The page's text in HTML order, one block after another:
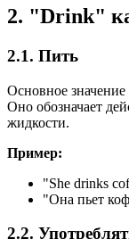
2. "Drink"
2.1. Пить
Основное
Оно обозначает
жидкости.
Пример:
"She drinks
"Она пьет
2.2.